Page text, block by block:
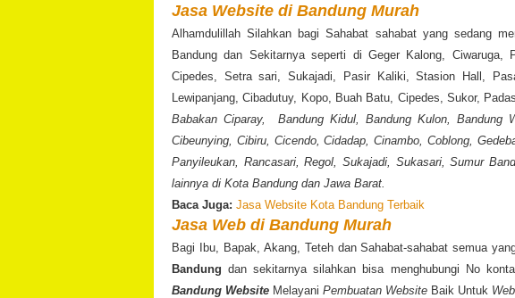
Jasa Website di Bandung Murah
Alhamdulillah Silahkan bagi Sahabat sahabat yang sedang
Bandung dan Sekitarnya seperti di Geger Kalong, Ciwaruga,
Cipedes, Setra sari, Sukajadi, Pasir Kaliki, Stasion Hall,
Lewipanjang, Cibadutuy, Kopo, Buah Batu, Cipedes, Sukor,
Babakan Ciparay, Bandung Kidul, Bandung Kulon, Bandung
Cibeunying, Cibiru, Cicendo, Cidadap, Cinambo, Coblong,
Panyileukan, Rancasari, Regol, Sukajadi, Sukasari, Sumur
lainnya di Kota Bandung dan Jawa Barat.
Baca Juga: Jasa Website Kota Bandung Terbaik
Jasa Web di Bandung Murah
Bagi Ibu, Bapak, Akang, Teteh dan Sahabat-sahabat semua
Bandung dan sekitarnya silahkan bisa menghubungi No
Bandung Website Melayani Pembuatan Website Baik Untuk